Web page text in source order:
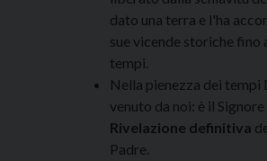
dato una terra e l'ha
sue vicende storiche fino
tempi.
Nella pienezza dei tempi
venuto da noi: è il
Rivelazione definitiva
Padre.